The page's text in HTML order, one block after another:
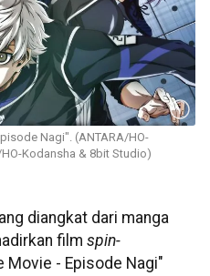
Nagi". (ANTARA/HO-
Kodansha & 8bit Studio)
diangkat dari manga
film spin-
- Episode Nagi"